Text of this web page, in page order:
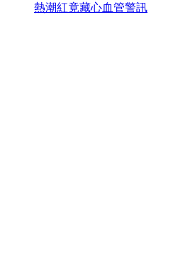
熱潮紅竟藏心血管警訊